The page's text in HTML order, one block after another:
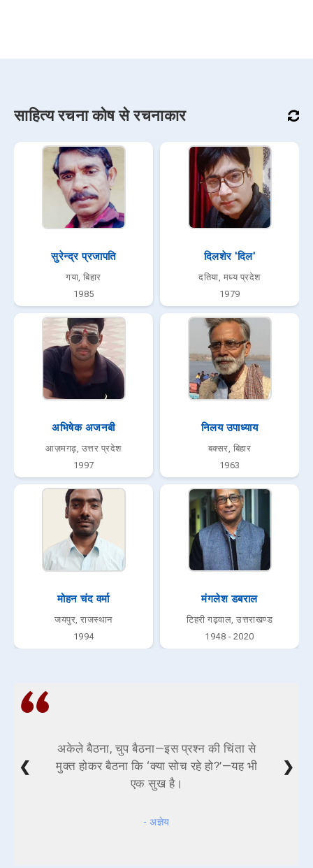
साहित्य रचना कोष से रचनाकार
सुरेन्द्र प्रजापति
गया, बिहार
1985
दिलशेर 'दिल'
दतिया, मध्य प्रदेश
1979
अभिषेक अजनबी
आज़मगढ़, उत्तर प्रदेश
1997
निलय उपाध्याय
बक्सर, बिहार
1963
मोहन चंद वर्मा
जयपुर, राजस्थान
1994
मंगलेश डबराल
टिहरी गढ़वाल, उत्तराखण्ड
1948 - 2020
अकेले बैठना, चुप बैठना—इस प्रश्न की चिंता से
मुक्त होकर बैठना कि ‘क्या सोच रहे हो?’—यह भी
एक सुख है।
- अज्ञेय
❮ ❯